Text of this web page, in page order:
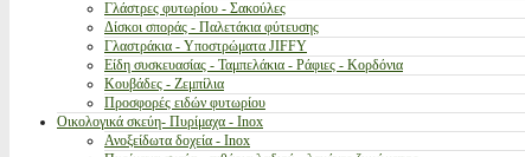
Γλάστρες φυτωρίου - Σακούλες
Δίσκοι σποράς - Παλετάκια φύτευσης
Γλαστράκια - Υποστρώματα JIFFY
Είδη συσκευασίας - Ταμπελάκια - Ράφιες - Κορδόνια
Κουβάδες - Ζεμπίλια
Προσφορές ειδών φυτωρίου
Οικολογικά σκεύη- Πυρίμαχα - Inox
Ανοξείδωτα δοχεία - Inox